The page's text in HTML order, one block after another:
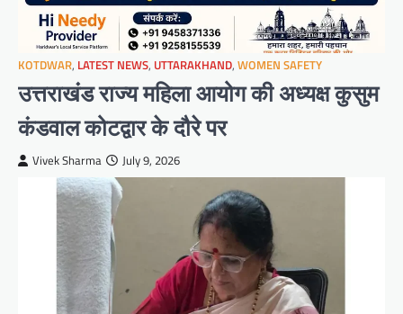
KOTDWAR, LATEST NEWS, UTTARAKHAND, WOMEN SAFETY
उत्तराखंड राज्य महिला आयोग की अध्यक्ष कुसुम
कंडवाल कोटद्वार के दौरे पर
Vivek Sharma July 9, 2026